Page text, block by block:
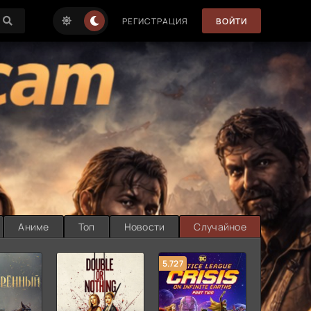
РЕГИСТРАЦИЯ ВОЙТИ
Аниме Топ Новости Случайное
5.727 8.889